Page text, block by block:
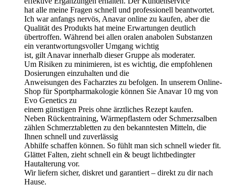
hat alle meine Fragen schnell und professionell beantwortet.
Ich war anfangs nervös, Anavar online zu kaufen, aber die
Qualität des Produkts hat meine Erwartungen deutlich
übertroffen. Während bei allen oralen anabolen Substanzen
ein verantwortungsvoller Umgang wichtig
ist, gilt Anavar innerhalb dieser Gruppe als moderater.
Um Risiken zu minimieren, ist es wichtig, die empfohlenen
Dosierungen einzuhalten und die
Anweisungen des Facharztes zu befolgen. In unserem Online-
Shop für Sportpharmakologie können Sie Anavar 10 mg von
Evo Genetics zu
einem günstigen Preis ohne ärztliches Rezept kaufen.
Neben Rückentraining, Wärmepflastern oder Schmerzsalben
zählen Schmerztabletten zu den bekanntesten Mitteln, die
Ihnen schnell und zuverlässig
Abhilfe schaffen können. So fühlt man sich schnell wieder fit.
Glättet Falten, zieht schnell ein & beugt lichtbedingter
Hautalterung vor.
Wir liefern sicher, diskret und garantiert – direkt zu dir nach
Hause.